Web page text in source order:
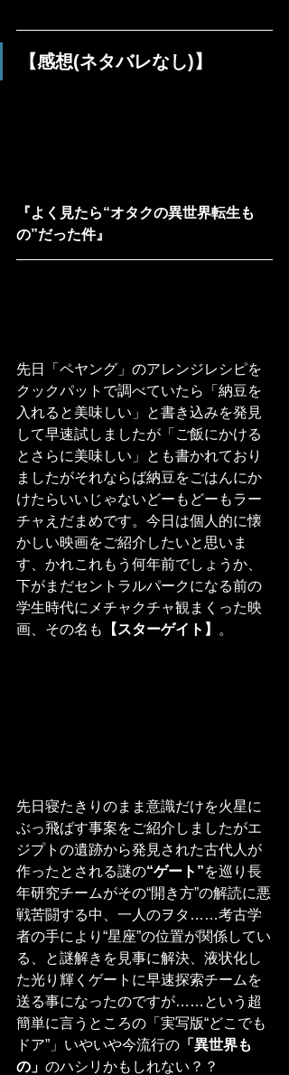
【感想(ネタバレなし)】
『よく見たら“オタクの異世界転生も
の”だった件』
先日「ペヤング」のアレンジレシピを
クックパットで調べていたら「納豆を
入れると美味しい」と書き込みを発見
して早速試しましたが「ご飯にかける
とさらに美味しい」とも書かれており
ましたがそれならば納豆をごはんにか
けたらいいじゃないどーもどーもラー
チャえだまめです。今日は個人的に懐
かしい映画をご紹介したいと思いま
す、かれこれもう何年前でしょうか、
下がまだセントラルパークになる前の
学生時代にメチャクチャ観まくった映
画、その名も
【スターゲイト】 。
先日寝たきりのまま意識だけを火星に
ぶっ飛ばす事案をご紹介しましたがエ
ジプトの遺跡から発見された古代人が
作ったとされる謎の“ゲート”を巡り長
年研究チームがその“開き方”の解読に悪
戦苦闘する中、一人のヲタ……考古学
者の手により“星座”の位置が関係してい
る、と謎解きを見事に解決、液状化し
た光り輝くゲートに早速探索チームを
送る事になったのですが……という超
簡単に言うところの「実写版“どこでも
ドア”」いやいや今流行の 「異世界も
の」 のハシリかもしれない？？